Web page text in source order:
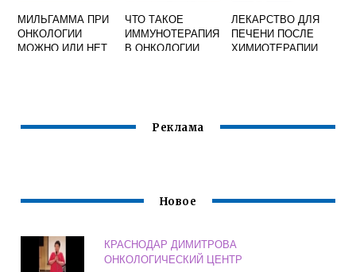
МИЛЬГАММА ПРИ
ОНКОЛОГИИ
МОЖНО ИЛИ НЕТ
ЧТО ТАКОЕ
ИММУНОТЕРАПИЯ
В ОНКОЛОГИИ
ЛЕКАРСТВО ДЛЯ
ПЕЧЕНИ ПОСЛЕ
ХИМИОТЕРАПИИ
Реклама
Новое
КРАСНОДАР ДИМИТРОВА
ОНКОЛОГИЧЕСКИЙ ЦЕНТР